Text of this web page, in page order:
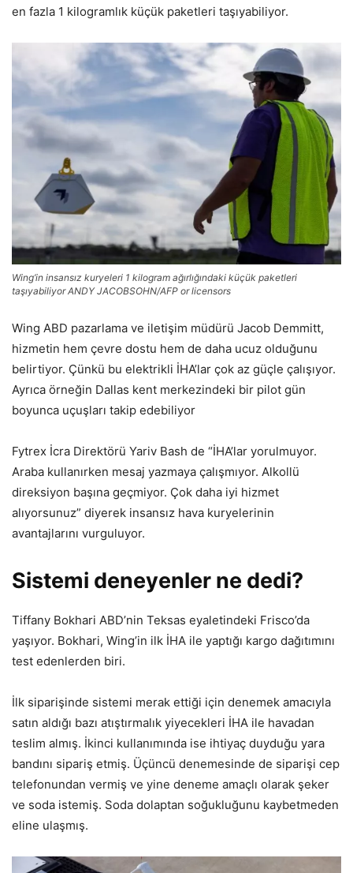
en fazla 1 kilogramlık küçük paketleri taşıyabiliyor.
Wing’in insansız kuryeleri 1 kilogram ağırlığındaki küçük paketleri
taşıyabiliyorANDY JACOBSOHN/AFP or licensors
Wing ABD pazarlama ve iletişim müdürü Jacob Demmitt,
hizmetin hem çevre dostu hem de daha ucuz olduğunu
belirtiyor. Çünkü bu elektrikli İHA’lar çok az güçle çalışıyor.
Ayrıca örneğin Dallas kent merkezindeki bir pilot gün
boyunca uçuşları takip edebiliyor
Fytrex İcra Direktörü Yariv Bash de “İHA’lar yorulmuyor.
Araba kullanırken mesaj yazmaya çalışmıyor. Alkollü
direksiyon başına geçmiyor. Çok daha iyi hizmet
alıyorsunuz” diyerek insansız hava kuryelerinin
avantajlarını vurguluyor.
Sistemi deneyenler ne dedi?
Tiffany Bokhari ABD’nin Teksas eyaletindeki Frisco’da
yaşıyor. Bokhari, Wing’in ilk İHA ile yaptığı kargo dağıtımını
test edenlerden biri.
İlk siparişinde sistemi merak ettiği için denemek amacıyla
satın aldığı bazı atıştırmalık yiyecekleri İHA ile havadan
teslim almış. İkinci kullanımında ise ihtiyaç duyduğu yara
bandını sipariş etmiş. Üçüncü denemesinde de siparişi cep
telefonundan vermiş ve yine deneme amaçlı olarak şeker
ve soda istemiş. Soda dolaptan soğukluğunu kaybetmeden
eline ulaşmış.